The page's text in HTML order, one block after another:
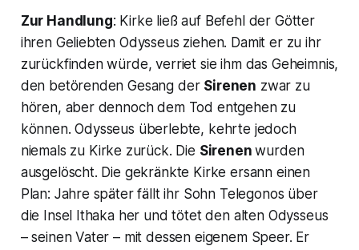
Zur Handlung: Kirke ließ auf Befehl der Götter
ihren Geliebten Odysseus ziehen. Damit er zu ihr
zurückfinden würde, verriet sie ihm das Geheimnis,
den betörenden Gesang der Sirenen zwar zu
hören, aber dennoch dem Tod entgehen zu
können.Odysseus überlebte, kehrte jedoch
niemals zu Kirke zurück. Die Sirenen wurden
ausgelöscht. Die gekränkte Kirke ersann einen
Plan: Jahre später fällt ihr Sohn Telegonos über
die Insel Ithaka her und tötet den alten Odysseus
– seinen Vater – mit dessen eigenem Speer. Er